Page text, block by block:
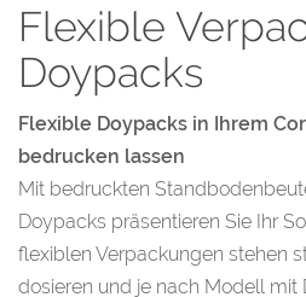
Flexible
Doypacks
Flexible Doypacks in Ihrem
bedrucken lassen
Mit bedruckten
Doypacks präsentieren Sie Ihr
flexiblen Verpackungen stehen
dosieren und je nach Modell mit